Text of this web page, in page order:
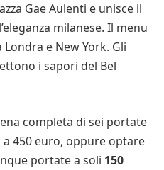
Gae Aulenti e unisce il
milanese. Il menu
e New York. Gli
i sapori del Bel
completa di sei portate
450 euro, oppure optare
portate a soli 150